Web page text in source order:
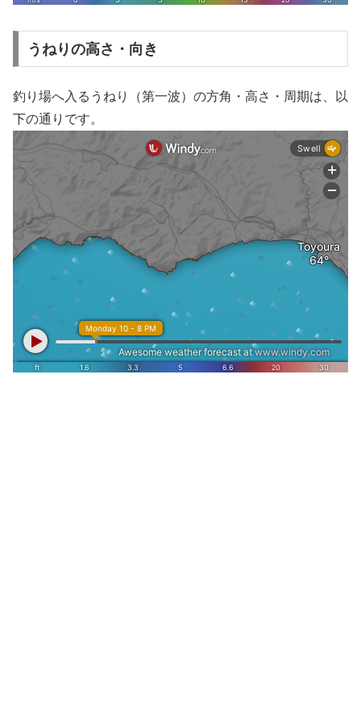
うねりの高さ・向き
釣り場へ入るうねり（第一波）の方角・高さ・周期は、以
下の通りです。